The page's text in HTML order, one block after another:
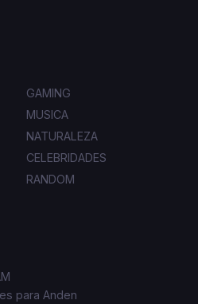
GAMING
MUSICA
NATURALEZA
CELEBRIDADES
RANDOM
para Anden